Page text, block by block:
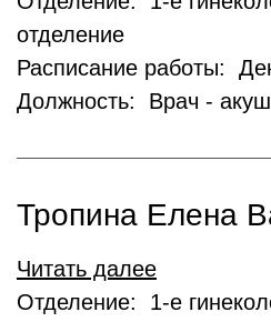
отделение
Расписание работы:
Должность: Врач -
Тропина Елена
Читать далее
Отделение: 1-е